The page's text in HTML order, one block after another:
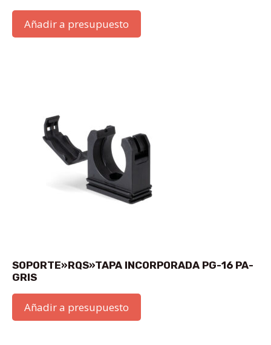
Añadir a presupuesto
SOPORTE»RQS»TAPA INCORPORADA PG-16 PA-
GRIS
Añadir a presupuesto